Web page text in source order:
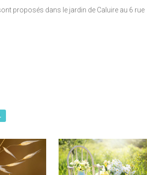
proposés dans le jardin de Caluire au 6 rue